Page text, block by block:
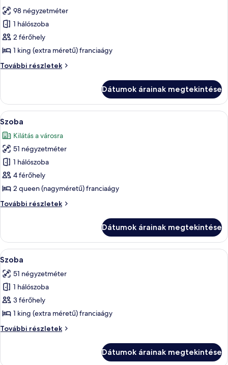
következő
szoba
összes
képének
megtekintése:
Szoba
98 négyzetméter
1 hálószoba
2 férőhely
1 king (extra méretű) franciaágy
További részletek
Szoba
Dátumok árainak megtekintése
A
következő
szoba
összes
képének
megtekintése:
Szoba
Egy szállodai szoba, melyben
5
Szoba
Kilátás a városra
51 négyzetméter
1 hálószoba
4 férőhely
2 queen (nagyméretű) franciaágy
További részletek
Szoba
Dátumok árainak megtekintése
A
következő
szoba
összes
képének
megtekintése:
Szoba
Egy szállodai szoba, amelyben egy
4
Szoba
51 négyzetméter
1 hálószoba
3 férőhely
1 king (extra méretű) franciaágy
További részletek
Szoba
Dátumok árainak megtekintése